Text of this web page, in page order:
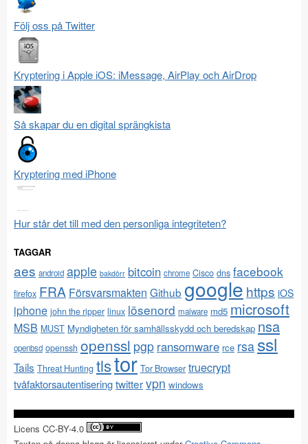
Följ oss på Twitter
Kryptering i Apple iOS: iMessage, AirPlay och AirDrop
Så skapar du en digital sprängkista
Kryptering med iPhone
Hur står det till med den personliga integriteten?
TAGGAR
aes android apple bakdörr bitcoin chrome Cisco dns facebook
firefox FRA Försvarsmakten Github google https iOS
iphone john the ripper linux lösenord malware md5 microsoft
MSB MUST Myndigheten för samhällsskydd och beredskap nsa
openbsd openssh openssl pgp ransomware rce rsa ssl
Tails Threat Hunting tlstor Tor Browser truecrypt
tvåfaktorsautentiseringtwittervpn windows
Licens CC-BY-4.0